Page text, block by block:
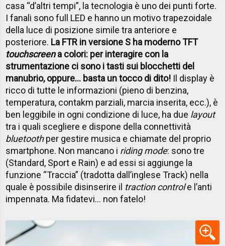
casa “d’altri tempi”, la tecnologia è uno dei punti forte.
I fanali sono full LED e hanno un motivo trapezoidale
della luce di posizione simile tra anteriore e
posteriore. La FTR in versione S ha moderno TFT
touchscreena colori: per interagire con la
strumentazione ci sono i tasti sui blocchetti del
manubrio, oppure… basta un tocco di dito! Il display è
ricco di tutte le informazioni (pieno di benzina,
temperatura, contakm parziali, marcia inserita, ecc.), è
ben leggibile in ogni condizione di luce, ha due layout
tra i quali scegliere e dispone della connettività
bluetoothper gestire musica e chiamate del proprio
smartphone. Non mancano i riding mode: sono tre
(Standard, Sport e Rain) e ad essi si aggiunge la
funzione “Traccia” (tradotta dall’inglese Track) nella
quale è possibile disinserire il traction controle l’anti
impennata. Ma fidatevi… non fatelo!